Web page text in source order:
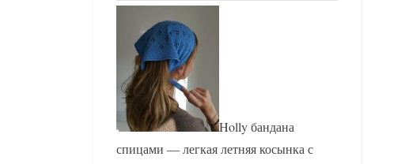
Holly бандана
спицами — легкая летняя косынка с